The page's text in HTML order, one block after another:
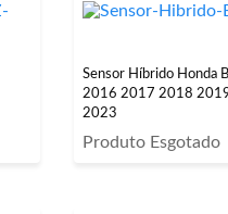
Sensor Híbrido Honda
2016 2017 2018
2023
Produto Esgotado